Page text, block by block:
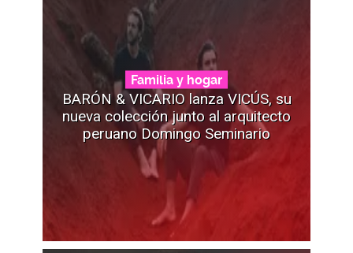
Familia y hogar
BARÓN & VICARIO lanza VICÚS, su
nueva colección junto al arquitecto
peruano Domingo Seminario